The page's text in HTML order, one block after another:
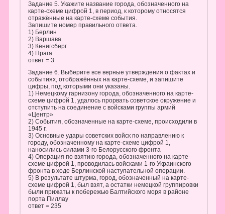
Задание 5. Укажите название города, обозначенного на
карте-схеме цифрой 1, в период, к которому относятся
отражённые на карте-схеме события.
Запишите номер правильного ответа.
1) Берлин
2) Варшава
3) Кёнигсберг
4) Прага
ответ = 3
Задание 6. Выберите все верные утверждения о фактах и
событиях, отображённых на карте-схеме, и запишите
цифры, под которыми они указаны.
1) Немецкому гарнизону города, обозначенного на карте-
схеме цифрой 1, удалось прорвать советское окружение и
отступить на соединение с войсками группы армий
«Центр»
2) События, обозначенные на карте-схеме, происходили в
1945 г.
3) Основные удары советских войск по направлению к
городу, обозначенному на карте-схеме цифрой 1,
наносились силами 3-го Белорусского фронта
4) Операция по взятию города, обозначенного на карте-
схеме цифрой 1, проводилась войсками 1-го Украинского
фронта в ходе Берлинской наступательной операции.
5) В результате штурма, город, обозначенный на карте-
схеме цифрой 1, был взят, а остатки немецкой группировки
были прижаты к побережью Балтийского моря в районе
порта Пиллау
ответ = 235